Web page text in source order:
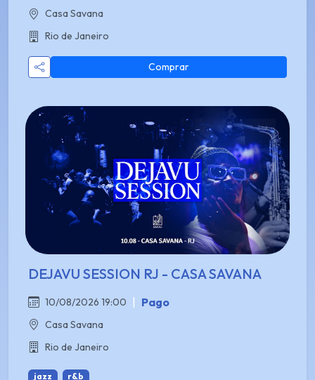
Casa Savana
Rio de Janeiro
Comprar
DEJAVU SESSION RJ - CASA SAVANA
10/08/2026 19:00 Pago
Casa Savana
Rio de Janeiro
jazz r&b